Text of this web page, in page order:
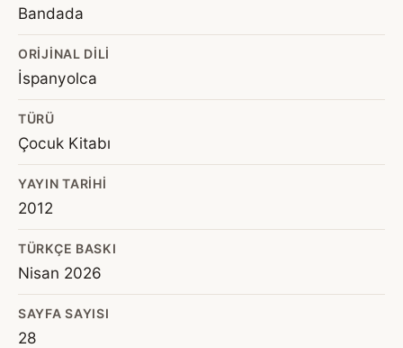
Bandada
ORIJINAL DILI
İspanyolca
TÜRÜ
Çocuk Kitabı
YAYIN TARIHI
2012
TÜRKÇE BASKI
Nisan 2026
SAYFA SAYISI
28